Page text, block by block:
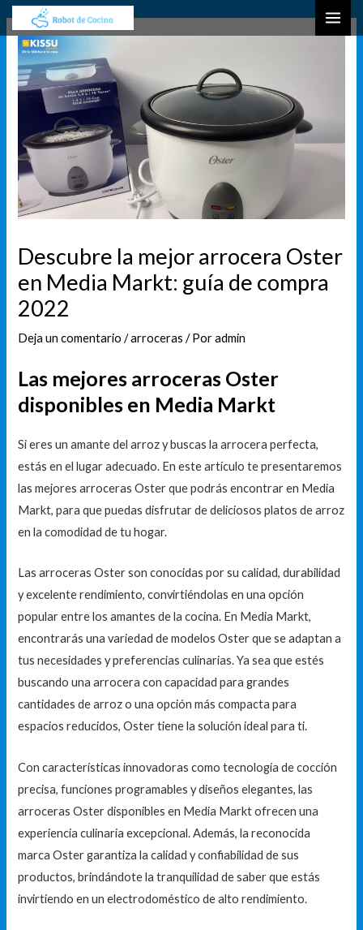
contenido
Descubre la mejor arrocera Oster
en Media Markt: guía de compra
2022
Deja un comentario /arroceras / Poradmin
Las mejores arroceras Oster
disponibles en Media Markt
Si eres un amante del arroz y buscas la arrocera perfecta,
estás en el lugar adecuado. En este artículo te presentaremos
las mejores arroceras Oster que podrás encontrar en Media
Markt, para que puedas disfrutar de deliciosos platos de arroz
en la comodidad de tu hogar.
Las arroceras Oster son conocidas por su calidad, durabilidad
y excelente rendimiento, convirtiéndolas en una opción
popular entre los amantes de la cocina. En Media Markt,
encontrarás una variedad de modelos Oster que se adaptan a
tus necesidades y preferencias culinarias. Ya sea que estés
buscando una arrocera con capacidad para grandes
cantidades de arroz o una opción más compacta para
espacios reducidos, Oster tiene la solución ideal para ti.
Con características innovadoras como tecnología de cocción
precisa, funciones programables y diseños elegantes, las
arroceras Oster disponibles en Media Markt ofrecen una
experiencia culinaria excepcional. Además, la reconocida
marca Oster garantiza la calidad y confiabilidad de sus
productos, brindándote la tranquilidad de saber que estás
invirtiendo en un electrodoméstico de alto rendimiento.
Navegación
de
entradas
u
s
c